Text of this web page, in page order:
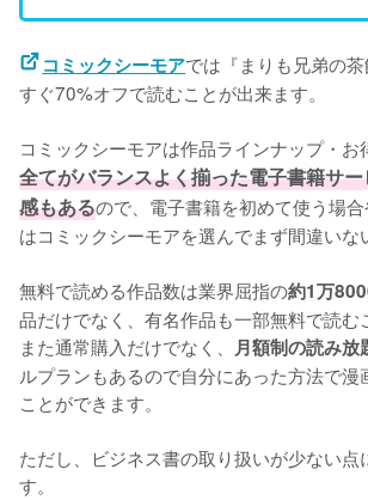
コミックシーモアでは『まりも兄弟の
すぐ70%オフで読むことが出来ます。
コミックシーモアは作品ラインナップ・お
全てがバランスよく揃った電子書籍サ
感もあるので、電子書籍を初めて使う場
はコミックシーモアを選んでまず間違いな
無料で読める作品数は業界屈指の約1万
品だけでなく、有名作品も一部無料で読む
また通常購入だけでなく、 月額制の読み放
ルプランもあるので自分にあった方法で漫
ことができます。
ただし、ビジネス書の取り扱いが少ない点
す。